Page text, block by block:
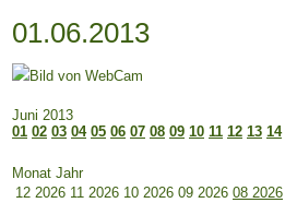
01.06.2013
Juni 2013
01 02 03 04 05 06 07 08 09 10 11 12 13 14
Monat Jahr
12 2026 11 2026 10 2026 09 2026 08 2026